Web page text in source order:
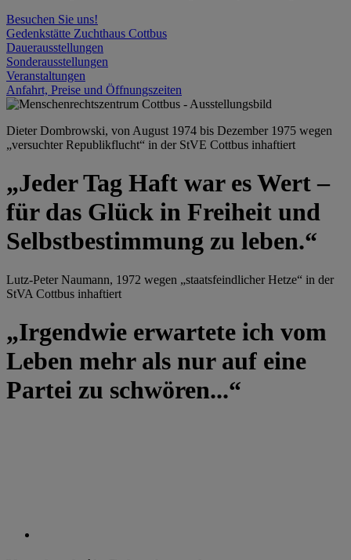
Besuchen Sie uns!
Gedenkstätte Zuchthaus Cottbus
Dauerausstellungen
Sonderausstellungen
Veranstaltungen
Anfahrt, Preise und Öffnungszeiten
Dieter Dombrowski, von August 1974 bis Dezember 1975 wegen
„versuchter Republikflucht“ in der StVE Cottbus inhaftiert
„Jeder Tag Haft war es Wert –
für das Glück in Freiheit und
Selbstbestimmung zu leben.“
Lutz-Peter Naumann, 1972 wegen „staatsfeindlicher Hetze“ in der
StVA Cottbus inhaftiert
„Irgendwie erwartete ich vom
Leben mehr als nur auf eine
Partei zu schwören...“